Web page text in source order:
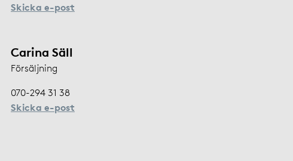
Skicka e-post
Carina Säll
Försäljning
070-294 31 38
Skicka e-post